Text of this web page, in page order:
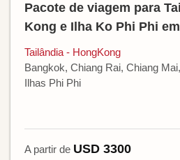
Pacote de viagem para
Kong e Ilha Ko Phi Phi
Tailândia - HongKong
Bangkok, Chiang Rai, Chiang
Ilhas Phi Phi
A partir de USD 3300